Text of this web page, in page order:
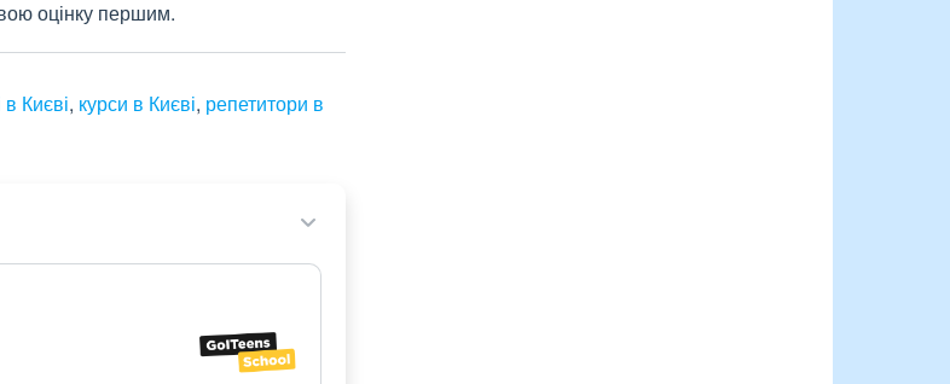
оцінку першим.
Києві, курси в Києві, репетитори в